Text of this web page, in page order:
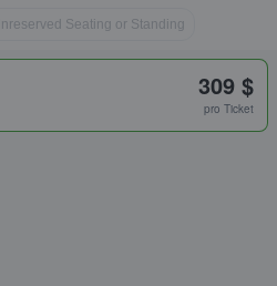
Seating or Standing
309 $
pro Ticket